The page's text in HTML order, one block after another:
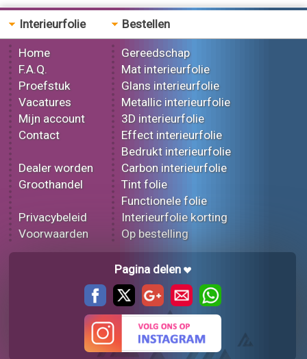
Interieurfolie
Home
F.A.Q.
Proefstuk
Vacatures
Mijn account
Contact
Dealer worden
Groothandel
Privacybeleid
Voorwaarden
Bestellen
Gereedschap
Mat interieurfolie
Glans interieurfolie
Metallic interieurfolie
3D interieurfolie
Effect interieurfolie
Bedrukt interieurfolie
Carbon interieurfolie
Tint folie
Functionele folie
Interieurfolie korting
Op bestelling
Pagina delen